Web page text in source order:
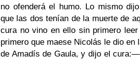
no ofenderá el humo. Lo mismo
que las dos tenían de la muerte de
cura no vino en ello sin primero
primero que maese Nicolás le dio en
de Amadís de Gaula, y dijo el cura: